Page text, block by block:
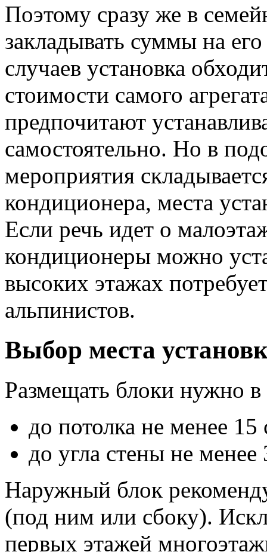
Поэтому сразу же в
закладывать суммы на
случаев установка
стоимости самого
предпочитают
самостоятельно. Но в
мероприятия
кондиционера, места
Если речь идет о
кондиционеры можно
высоких этажах
альпинистов.
Выбор места
Размещать блоки нужно в
до потолка не менее 15
до угла стены не менее
Наружный блок
(под ним или сбоку).
первых этажей